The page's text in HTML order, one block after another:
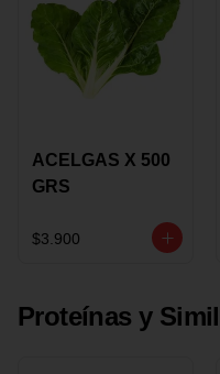
ACELGAS X 500
GRS
$3.900
Proteínas y